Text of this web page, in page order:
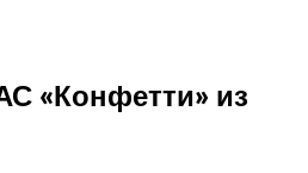
«Конфетти» из